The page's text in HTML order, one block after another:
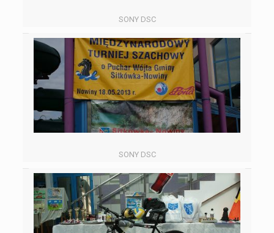
SONY DSC
SONY DSC